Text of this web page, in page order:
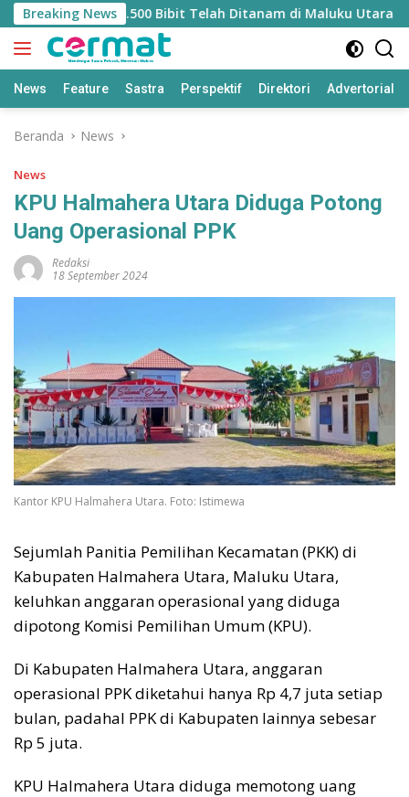
Langsung
ke
konten
Breaking News
Mangrove, 36.500 Bibit Telah Ditanam di Maluku Utara
News Feature Sastra Perspektif Direktori Advertorial
Beranda News
News
KPU Halmahera Utara Diduga Potong
Uang Operasional PPK
Redaksi
18 September 2024
Kantor KPU Halmahera Utara. Foto: Istimewa
Sejumlah Panitia Pemilihan Kecamatan (PKK) di
Kabupaten Halmahera Utara, Maluku Utara,
keluhkan anggaran operasional yang diduga
dipotong Komisi Pemilihan Umum (KPU).
Di Kabupaten Halmahera Utara, anggaran
operasional PPK diketahui hanya Rp 4,7 juta setiap
bulan, padahal PPK di Kabupaten lainnya sebesar
Rp 5 juta.
KPU Halmahera Utara diduga memotong uang